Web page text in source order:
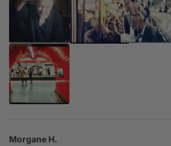
Morgane H.